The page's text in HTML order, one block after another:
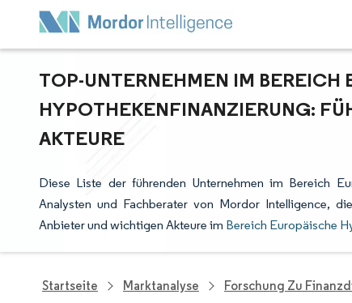
TOP-UNTERNEHMEN IM BEREICH
HYPOTHEKENFINANZIERUNG:
AKTEURE
Diese Liste der führenden Unternehmen im Bereich
Analysten und Fachberater von Mordor Intelligence,
Anbieter und wichtigen Akteure im Bereich Europäische
Startseite Marktanalyse Forschung Zu